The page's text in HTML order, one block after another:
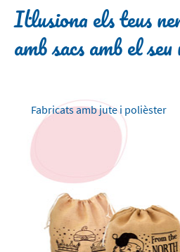
Il·lusiona els teus
amb sacs amb el
Fabricats amb jute i polièster